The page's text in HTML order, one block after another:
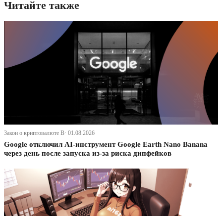
Читайте также
Закон о криптовалюте В· 01.08.2026
Google отключил AI-инструмент Google Earth Nano Banana
через день после запуска из-за риска дипфейков